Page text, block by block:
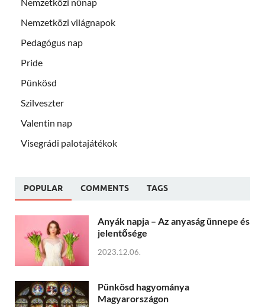
Nemzetközi világnapok
Pedagógus nap
Pride
Pünkösd
Szilveszter
Valentin nap
Visegrádi palotajátékok
POPULAR COMMENTS TAGS
Anyák napja – Az anyaság ünnepe és
jelentősége
2023.12.06.
Pünkösd hagyománya
Magyarországon